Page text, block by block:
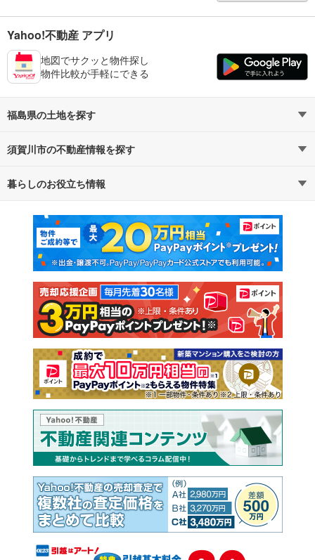
Yahoo!不動産 アプリ
地図でサクッと物件探し
物件比較が手軽にできる
福島県の土地を探す
路線・駅から探す
通勤・通学時間から探す
須賀川市の不動産情報を探す
不動産・住宅
新築マンション 中古マンション
新築一戸建て 中古一戸建て
注文住宅 土地
売却査定
暮らしのお役立ち情報
マンションカタログ 教えて！住まいの先生